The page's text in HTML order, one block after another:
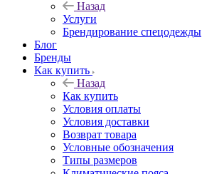
Назад
Услуги
Брендирование спецодежды
Блог
Бренды
Как купить
Назад
Как купить
Условия оплаты
Условия доставки
Возврат товара
Условные обозначения
Типы размеров